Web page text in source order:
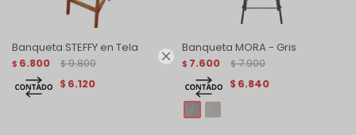

Banqueta STEFFY en Tela
$ 6.800 $ 9.800
$ 6.120
Banqueta MORA - Gris
$ 7.600 $ 7.900
$ 6.840